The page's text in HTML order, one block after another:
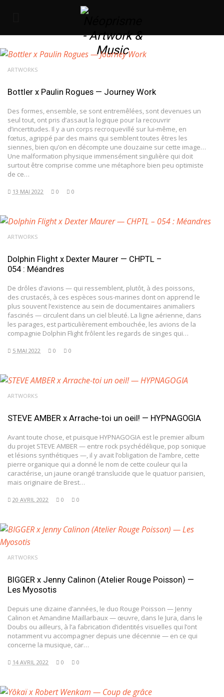
ARTWORKS
Bottler x Paulin Rogues — Journey Work
Des formes, ensemble, se sont entremêlées, sont devenues un
seul tout, ont pris d’assaut la logique pour la recouvrir
d’incertitudes. Il y a un corps recroquevillé sur lui-même, en
fœtus, agrippé par des mains qui semblent toutes êtres les
siennes, bien qu’on en décompte une douzaine sur cette image…
Une malformation physique immensément singulière qui doit
surtout être comprise comme une métaphore bien peu optimiste
de ce…
13 MAI 2022 0 0
ARTWORKS
Dolphin Flight x Dexter Maurer — CHPTL –
054 : Méandres
De drôles d’avions — qui ressemblent, plutôt, à des poissons,
des crustacés, à ces espèces sous-marines dont on apprend le
plus souvent l’existence au sein de documentaires animaliers
fascinés — circulent dans un ciel bleuté. La ligne aérienne, dans
les parages, est particulièrement embouchée, les avions de la
compagnie Dolphin Flight frôlent les regards de singes qui…
5 MAI 2022 0 0
ARTWORKS
STEVE AMBER x Arrache-toi un oeil! — HYPNAGOGIA
Avant toute chose, et puisque HYPNAGOGIA est le premier album
du projet STEVE AMBER — entre rock psychédélique, pop sonique
et lésions synthétiques —, il y avait l’obligation de l’ambre, cette
pierre organique qui a donné le nom de cette couleur qui la
caractérise, un jaune orangé translucide que le quatuor parisien,
mais originaire de Brest…
20 AVRIL 2022 0 0
ARTWORKS
BIGGER x Jenny Calinon (Atelier Rouge Poisson) —
Les Myosotis
Depuis une dizaine d’années, le duo Rouge Poisson — Jenny
Calinon et Amandine Maillarbaux — œuvre, dans le Jura, dans le
Doubs ou ailleurs, à l’a fabrication d’identités visuelles qui l’ont
notamment vu accompagner depuis une décennie — en ce qui
concerne la musique, car…
14 AVRIL 2022 0 0